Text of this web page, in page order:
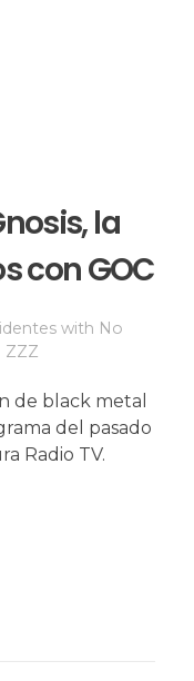
la
con GOC
with No
ZZZ
de black metal
del pasado
Radio TV.